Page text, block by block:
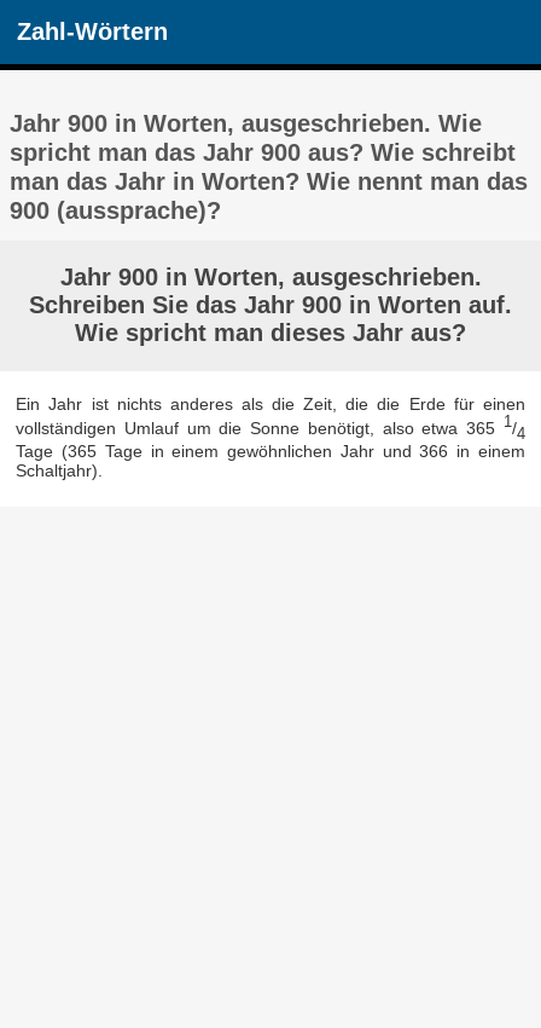
Zahl-Wörtern
Jahr 900 in Worten, ausgeschrieben. Wie
spricht man das Jahr 900 aus? Wie schreibt
man das Jahr in Worten? Wie nennt man das
900 (aussprache)?
Jahr 900 in Worten, ausgeschrieben.
Schreiben Sie das Jahr 900 in Worten auf.
Wie spricht man dieses Jahr aus?
Ein Jahr ist nichts anderes als die Zeit, die die Erde für einen
vollständigen Umlauf um die Sonne benötigt, also etwa 365 1/4
Tage (365 Tage in einem gewöhnlichen Jahr und 366 in einem
Schaltjahr).